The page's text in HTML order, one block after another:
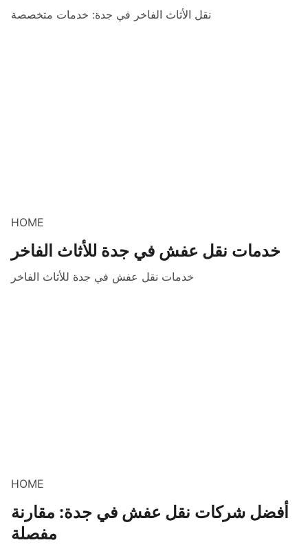
نقل الأثاث الفاخر في جدة: خدمات متخصصة
HOME
خدمات نقل عفش في جدة للأثاث الفاخر
خدمات نقل عفش في جدة للأثاث الفاخر
HOME
أفضل شركات نقل عفش في جدة: مقارنة
مفصلة